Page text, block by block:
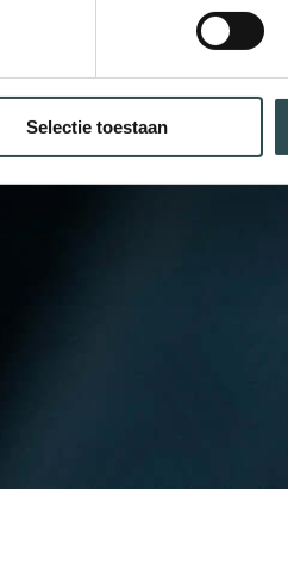
Selectie toestaan